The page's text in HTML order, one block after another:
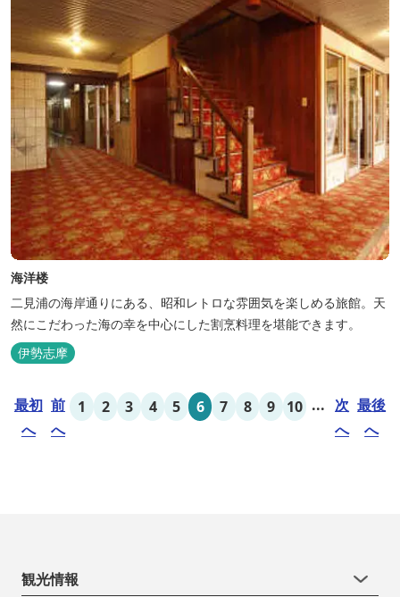
海洋楼
二見浦の海岸通りにある、昭和レトロな雰囲気を楽しめる旅館。天
然にこだわった海の幸を中心にした割烹料理を堪能できます。
伊勢志摩
最初
へ
前
へ
1 2 3 4 5 6 7 8 9 10 ... 次
へ
最後
へ
観光情報